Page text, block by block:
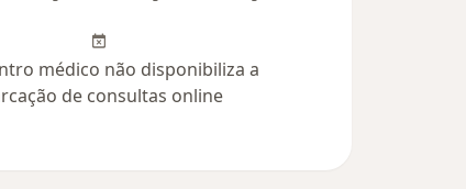
médico não disponibiliza a
de consultas online